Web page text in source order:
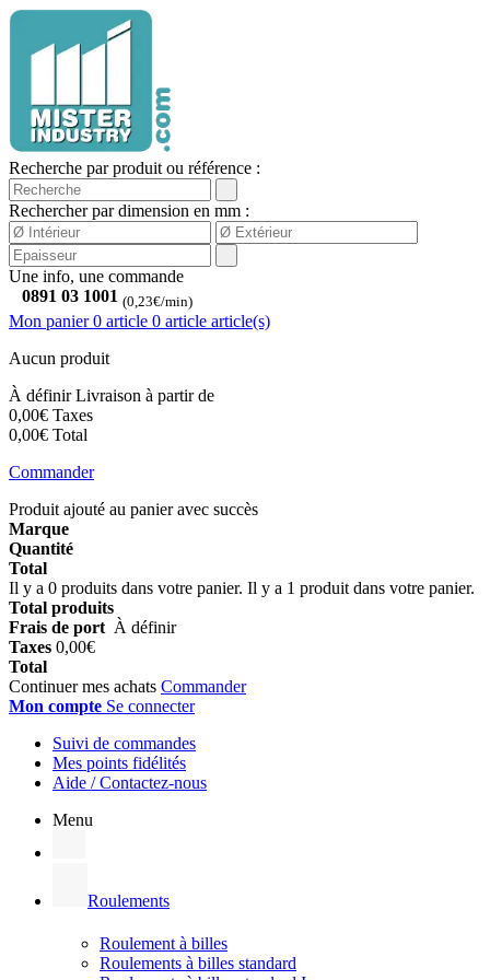
Recherche par produit ou référence :
Rechercher par dimension en mm :
Une info, une commande
0891 03 1001 (0,23€/min)
Mon panier 0 article 0 article article(s)
Aucun produit
À définirLivraison à partir de
0,00€ Taxes
0,00€ Total
Commander
Produit ajouté au panier avec succès
Marque
Quantité
Total
Il y a 0 produits dans votre panier. Il y a 1 produit dans votre panier.
Total produits
Frais de port À définir
Taxes 0,00€
Total
Continuer mes achats Commander
Mon compte Se connecter
Suivi de commandes
Mes points fidélités
Aide / Contactez-nous
Menu
Roulements
Roulement à billes
Roulements à billes standard